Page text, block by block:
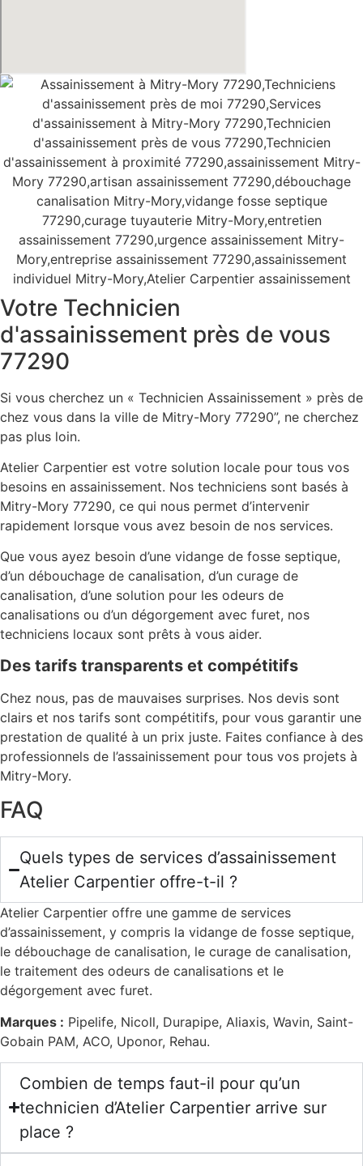
Votre Technicien
d'assainissement près de vous
77290
Si vous cherchez un « Technicien Assainissement » près de
chez vous dans la ville de Mitry-Mory 77290”, ne cherchez
pas plus loin.
Atelier Carpentier est votre solution locale pour tous vos
besoins en assainissement. Nos techniciens sont basés à
Mitry-Mory 77290, ce qui nous permet d’intervenir
rapidement lorsque vous avez besoin de nos services.
Que vous ayez besoin d’une vidange de fosse septique,
d’un débouchage de canalisation, d’un curage de
canalisation, d’une solution pour les odeurs de
canalisations ou d’un dégorgement avec furet, nos
techniciens locaux sont prêts à vous aider.
Des tarifs transparents et compétitifs
Chez nous, pas de mauvaises surprises. Nos devis sont
clairs et nos tarifs sont compétitifs, pour vous garantir une
prestation de qualité à un prix juste. Faites confiance à des
professionnels de l’assainissement pour tous vos projets à
Mitry-Mory.
FAQ
Quels types de services d’assainissement
Atelier Carpentier offre-t-il ?
Atelier Carpentier offre une gamme de services
d’assainissement, y compris la vidange de fosse septique,
le débouchage de canalisation, le curage de canalisation,
le traitement des odeurs de canalisations et le
dégorgement avec furet.
Marques : Pipelife, Nicoll, Durapipe, Aliaxis, Wavin, Saint-
Gobain PAM, ACO, Uponor, Rehau.
Combien de temps faut-il pour qu’un
technicien d’Atelier Carpentier arrive sur
place ?